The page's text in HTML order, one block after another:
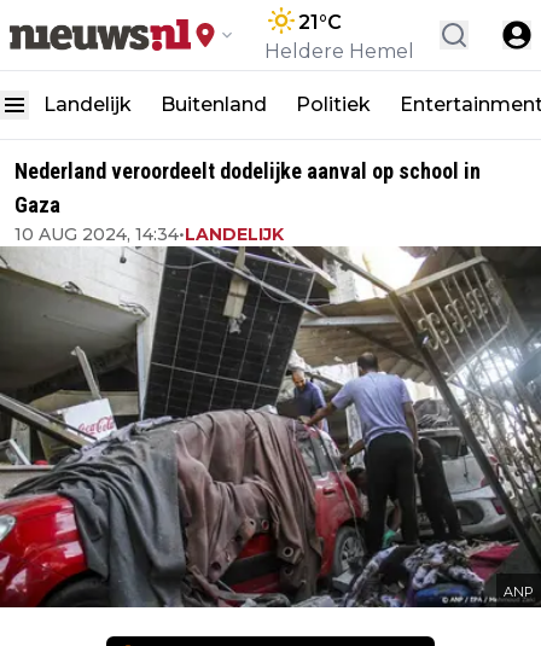
21°C
Heldere Hemel
Landelijk Buitenland Politiek
Nederland veroordeelt dodelijke aanval op school in
Gaza
10 AUG 2024, 14:34•LANDELIJK
ANP